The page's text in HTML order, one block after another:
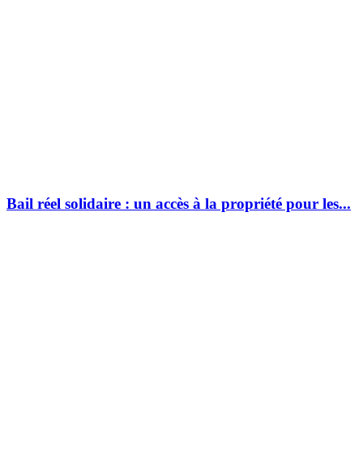
Bail réel solidaire : un accès à la propriété pour les...